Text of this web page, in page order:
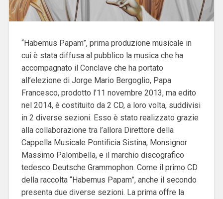
“Habemus Papam”, prima produzione musicale in
cui è stata diffusa al pubblico la musica che ha
accompagnato il Conclave che ha portato
all’elezione di Jorge Mario Bergoglio, Papa
Francesco, prodotto l’11 novembre 2013, ma edito
nel 2014, è costituito da 2 CD, a loro volta, suddivisi
in 2 diverse sezioni. Esso è stato realizzato grazie
alla collaborazione tra l’allora Direttore della
Cappella Musicale Pontificia Sistina, Monsignor
Massimo Palombella, e il marchio discografico
tedesco Deutsche Grammophon. Come il primo CD
della raccolta “Habemus Papam”, anche il secondo
presenta due diverse sezioni. La prima offre la